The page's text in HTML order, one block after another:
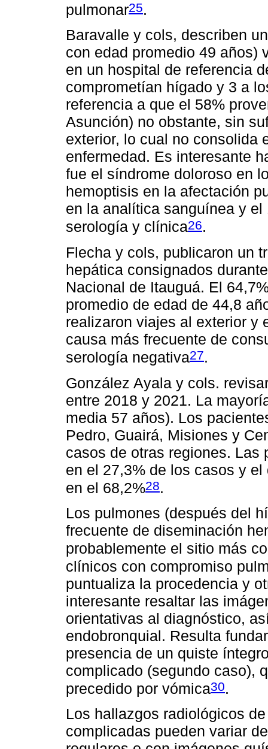
pulmonar25.
Baravalle y cols, describen
con edad promedio 49 años)
en un hospital de referencia
comprometían hígado y 3 a
referencia a que el 58%
Asunción) no obstante, sin
exterior, lo cual no consolida
enfermedad. Es interesante
fue el síndrome doloroso en
hemoptisis en la afectación
en la analítica sanguínea y
serología y clínica26.
Flecha y cols, publicaron un
hepática consignados
Nacional de Itauguá. El
promedio de edad de 44,8
realizaron viajes al exterior y
causa más frecuente de
serología negativa27.
González Ayala y cols.
entre 2018 y 2021. La
media 57 años). Los
Pedro, Guairá, Misiones y
casos de otras regiones. Las
en el 27,3% de los casos y
en el 68,2%28.
Los pulmones (después del
frecuente de diseminación
probablemente el sitio más
clínicos con compromiso
puntualiza la procedencia y
interesante resaltar las
orientativas al diagnóstico,
endobronquial. Resulta
presencia de un quiste
complicado (segundo caso),
precedido por vómica30.
Los hallazgos radiológicos
complicadas pueden variar